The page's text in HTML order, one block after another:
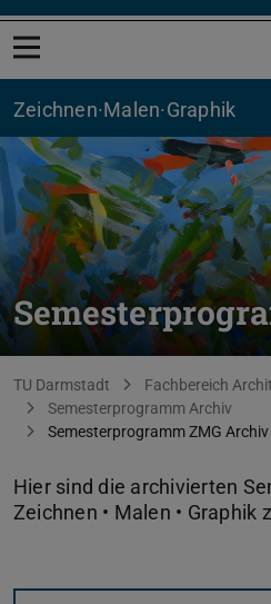
Menü öffnen
Zeichnen·Malen·Graphik
Sie befinden sich hier:
TU Darmstadt Fachbereich
Semesterprogramm Archiv
Semesterprogramm ZMG
Hier sind die archivierten
Zeichnen • Malen • Graphik